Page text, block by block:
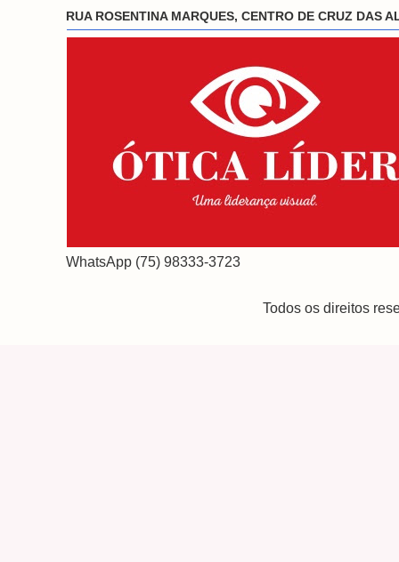
RUA ROSENTINA MARQUES, CENTRO DE CRUZ DAS
WhatsApp (75) 98333-3723
Todos os direitos